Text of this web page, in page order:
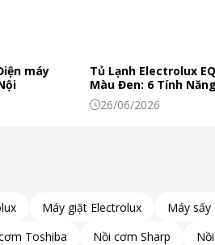
máy
Tủ Lạnh Electrolux
Màu Đen: 6 Tính
Khiến Thực Phẩm
26/06/2026
Máy giặt Electrolux Máy sấy
Toshiba Nồi cơm Sharp